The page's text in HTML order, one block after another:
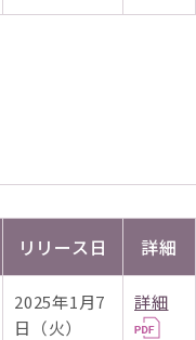
リリース日 詳細
2025年1月7
日（火）
詳細